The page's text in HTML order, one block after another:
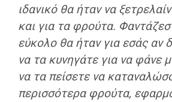
ιδανικό θα ήταν να
και για τα φρούτα.
εύκολο θα ήταν για εσάς αν
να τα κυνηγάτε για να φάνε
να τα πείσετε να
περισσότερα φρούτα,